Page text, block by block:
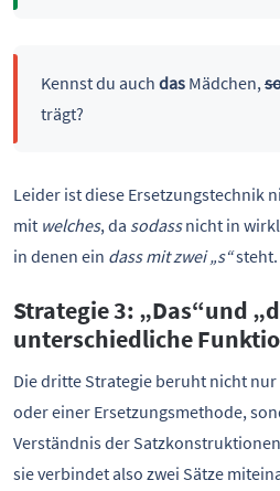
Kennst du auch dasMädchen,
trägt?
Leider ist diese Ersetzungstechnik
mit welches, da sodassnicht in
in denen ein dass mit zwei „s“steht.
Strategie 3: „Das“und
unterschiedliche
Die dritte Strategie beruht nicht
oder einer Ersetzungsmethode,
Verständnis der
sie verbindet also zwei Sätze